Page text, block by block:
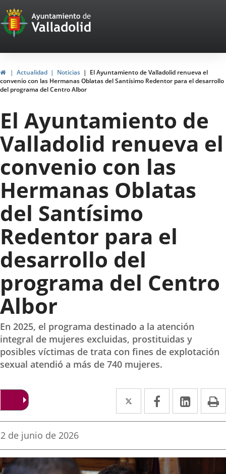
Portal
Web
del
Ayuntamiento
de
Valladolid
InicioActualidad Noticias
El Ayuntamiento de Valladolid renueva el
convenio con las Hermanas Oblatas del Santísimo Redentor para el desarrollo
del programa del Centro Albor
El Ayuntamiento de
Valladolid renueva el
convenio con las
Hermanas Oblatas
del Santísimo
Redentor para el
desarrollo del
programa del Centro
Albor
En 2025, el programa destinado a la atención
integral de mujeres excluidas, prostituidas y
posibles víctimas de trata con fines de explotación
sexual atendió a más de 740 mujeres.
Twitter
Enlace
a
aplicación
externa.
Facebook
Enlace
a
aplicación
externa.
Enlace
a
Fecha
la
noticia
2 de junio de 2026